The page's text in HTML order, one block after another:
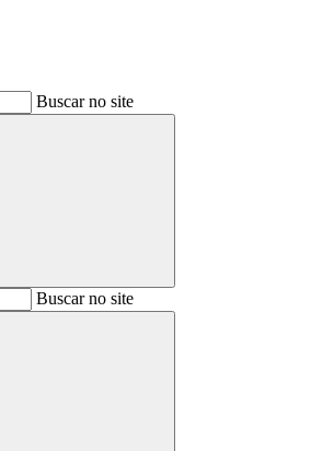
Buscar no site
BuscarBuscar no site